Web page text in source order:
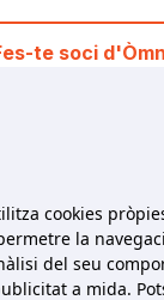
te soci
93 319 80 50
cookies
la
del seu
a mida.